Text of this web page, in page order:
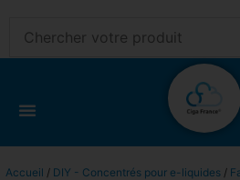
Accueil / DIY - Concentrés pour e-liquides /